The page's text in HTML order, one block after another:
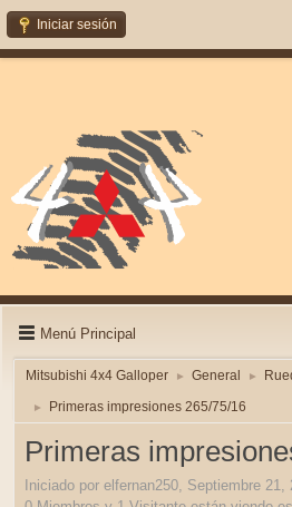
Iniciar sesión
Menú Principal
Mitsubishi 4x4 Galloper ► General ►
► Primeras impresiones 265/75/16
Primeras
Iniciado por elfernan250, Septiembre 21,